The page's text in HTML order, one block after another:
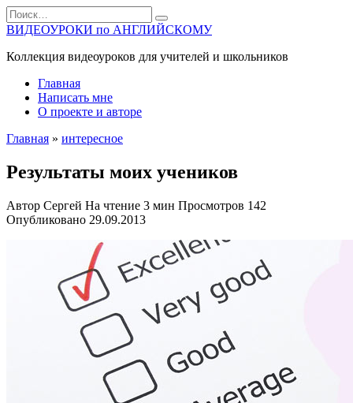
Перейти
к
содержанию
Search
for:
ВИДЕОУРОКИ по АНГЛИЙСКОМУ
Коллекция видеоуроков для учителей и школьников
Главная
Написать мне
О проекте и авторе
Главная » интересное
Результаты моих учеников
Автор Сергей На чтение 3 мин Просмотров 142
Опубликовано 29.09.2013